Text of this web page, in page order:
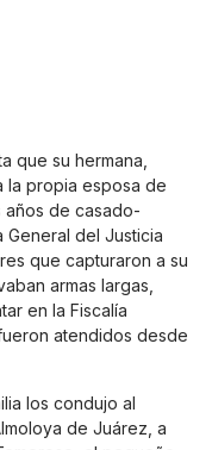
que su hermana,
la propia esposa de
años de casado-
General del Justicia
que capturaron a su
armas largas,
en la Fiscalía
atendidos desde
los condujo al
de Juárez, a